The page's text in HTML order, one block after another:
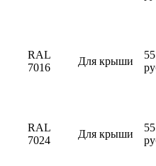
RAL
7016
Для крыши
RAL
7024
Для крыши